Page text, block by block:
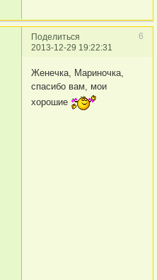
Поделиться
6
2013-12-29 19:22:31
Женечка, Мариночка,
спасибо вам, мои
хорошие